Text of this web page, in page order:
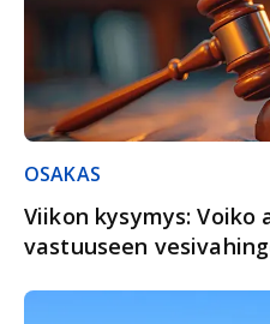
OSAKAS
Viikon kysymys: Voiko
vastuuseen